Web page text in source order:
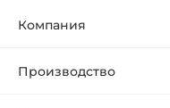
Компания
Производство